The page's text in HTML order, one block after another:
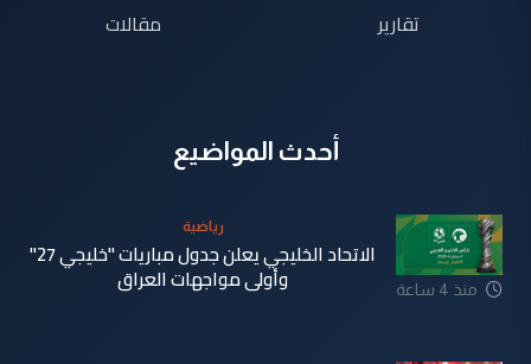
تقارير
مقالات
أحدث المواضيع
منذ 4 ساعة
رياضية
الاتحاد الخليجي يعلن جدول مباريات "خليجي 27"
وأولى مواجهات العراق